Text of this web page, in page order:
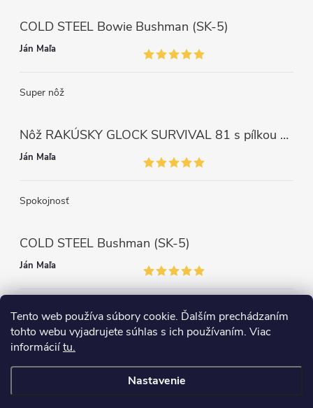
Tento web používa súbory cookie. Ďalším prechádzaním
tohto webu vyjadrujete súhlas s ich používaním. Viac
informáciítu.
Nastavenie
COLD STEEL Bowie Bushman (SK-5)
Ján Maľa
Super nôž
Nôž RAKÚSKY GLOCK SURVIVAL 81 s pílkou ZELENÝ
Ján Maľa
Spokojnosť
COLD STEEL Bushman (SK-5)
Ján Maľa
Môžem len povedať super,super a super nôž